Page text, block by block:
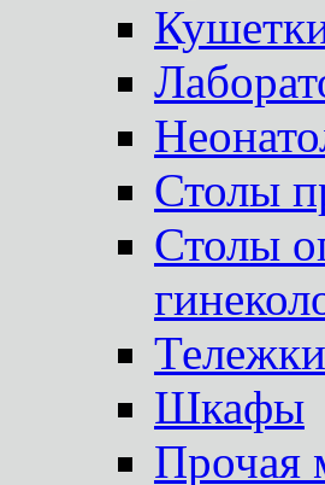
Столы
Столы
Тележки
Шкафы
Прочая